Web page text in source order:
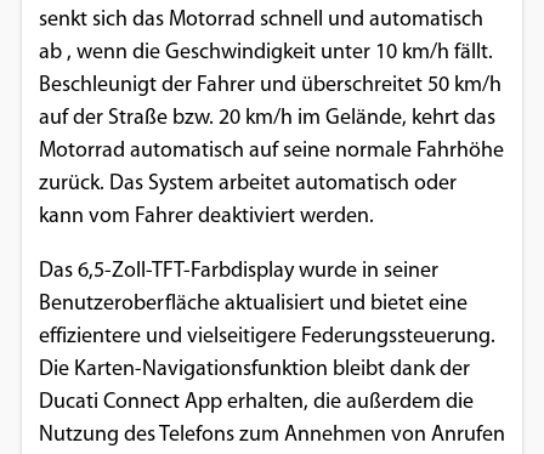
senkt sich das Motorrad schnell und automatisch
ab , wenn die Geschwindigkeit unter 10 km/h fällt.
Beschleunigt der Fahrer und überschreitet 50 km/h
auf der Straße bzw. 20 km/h im Gelände, kehrt das
Motorrad automatisch auf seine normale Fahrhöhe
zurück. Das System arbeitet automatisch oder
kann vom Fahrer deaktiviert werden.
Das 6,5-Zoll-TFT-Farbdisplay wurde in seiner
Benutzeroberfläche aktualisiert und bietet eine
effizientere und vielseitigere Federungssteuerung.
Die Karten-Navigationsfunktion bleibt dank der
Ducati Connect App erhalten, die außerdem die
Nutzung des Telefons zum Annehmen von Anrufen